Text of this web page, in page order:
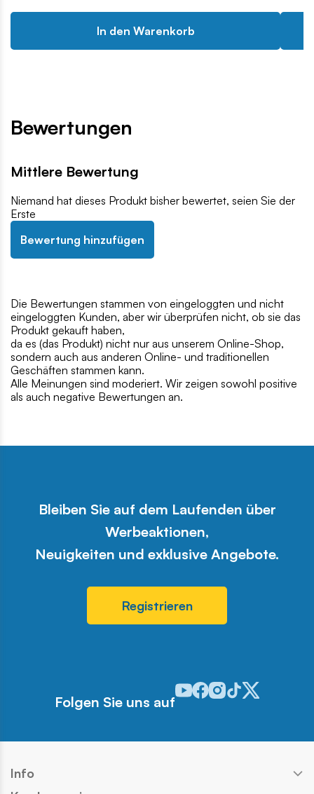
In den Warenkorb
Bewertungen
Mittlere Bewertung
Niemand hat dieses Produkt bisher bewertet, seien Sie der
Erste
Bewertung hinzufügen
Die Bewertungen stammen von eingeloggten und nicht
eingeloggten Kunden, aber wir überprüfen nicht, ob sie das
Produkt gekauft haben,
da es (das Produkt) nicht nur aus unserem Online-Shop,
sondern auch aus anderen Online- und traditionellen
Geschäften stammen kann.
Alle Meinungen sind moderiert. Wir zeigen sowohl positive
als auch negative Bewertungen an.
Bleiben Sie auf dem Laufenden über
Werbeaktionen,
Neuigkeiten und exklusive Angebote.
Registrieren
Folgen Sie uns auf
Odwiedź nasz profil w
Odwiedź nasz profil w
Odwiedź nasz profil w
Odwiedź nasz
Odwiedź nasz
Info